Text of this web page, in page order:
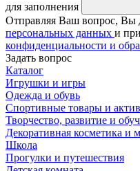
для заполнения
Отправляя Ваш вопрос, Вы
персональных данных и
конфиденциальности и
Задать вопрос
Каталог
Игрушки и игры
Одежда и обувь
Спортивные товары и
Творчество, развитие и
Декоративная косметика и
Школа
Прогулки и путешествия